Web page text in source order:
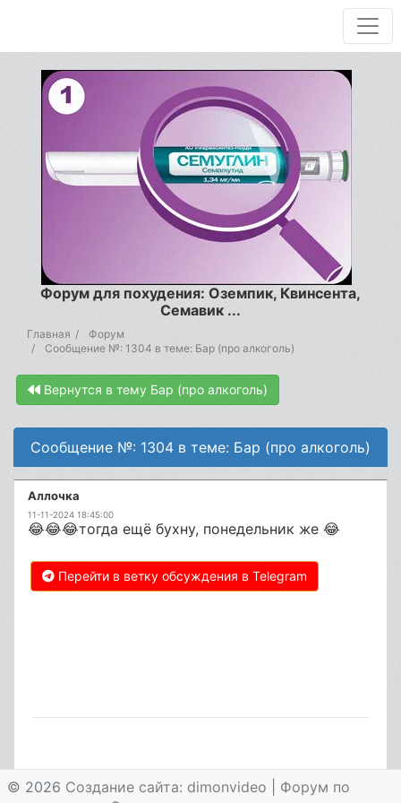
Форум для похудения: Оземпик, Квинсента,
Семавик ...
Главная
Форум
Сообщение №: 1304 в теме: Бар (про алкоголь)
Вернутся в тему Бар (про алкоголь)
Сообщение №: 1304 в теме: Бар (про алкоголь)
Аллочка
11-11-2024 18:45:00
😂😂😂тогда ещё бухну, понедельник же 😂
Перейти в ветку обсуждения в Telegram
© 2026 Создание сайта: dimonvideo
Форум по